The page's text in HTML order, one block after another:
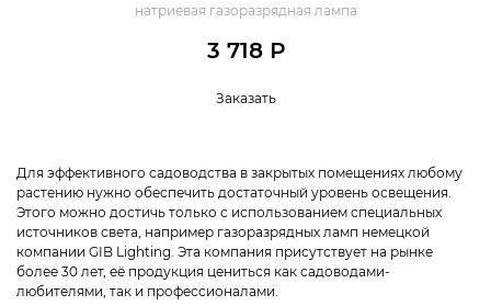
натриевая газоразрядная лампа
3 718 Р
Заказать
Для эффективного садоводства в закрытых помещениях любому
растению нужно обеспечить достаточный уровень освещения.
Этого можно достичь только с использованием специальных
источников света, например газоразрядных ламп немецкой
компании GIB Lighting. Эта компания присутствует на рынке
более 30 лет, её продукция цениться как садоводами-
любителями, так и профессионалами.